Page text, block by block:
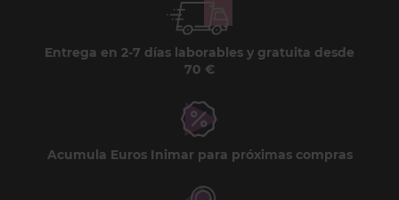
Entrega en 2-7 días laborables y gratuita desde
70 €
Acumula Euros Inimar para próximas compras